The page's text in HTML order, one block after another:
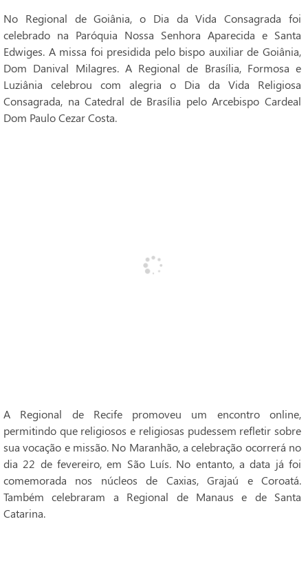
No Regional de Goiânia, o Dia da Vida Consagrada foi
celebrado na Paróquia Nossa Senhora Aparecida e Santa
Edwiges. A missa foi presidida pelo bispo auxiliar de Goiânia,
Dom Danival Milagres. A Regional de Brasília, Formosa e
Luziânia celebrou com alegria o Dia da Vida Religiosa
Consagrada, na Catedral de Brasília pelo Arcebispo Cardeal
Dom Paulo Cezar Costa.
A Regional de Recife promoveu um encontro online,
permitindo que religiosos e religiosas pudessem refletir sobre
sua vocação e missão. No Maranhão, a celebração ocorrerá no
dia 22 de fevereiro, em São Luís. No entanto, a data já foi
comemorada nos núcleos de Caxias, Grajaú e Coroatá.
Também celebraram a Regional de Manaus e de Santa
Catarina.